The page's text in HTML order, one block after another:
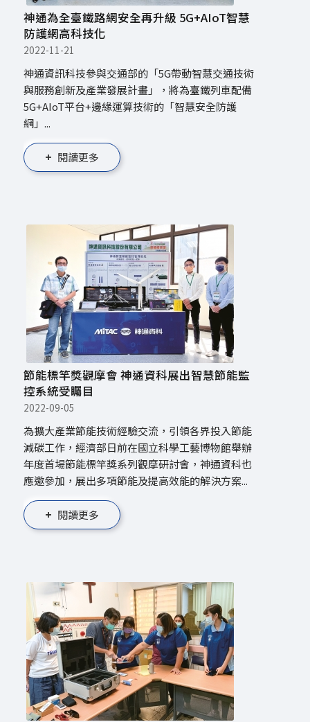
神通為全臺鐵路網安全再升級 5G+AIoT智慧
防護網高科技化
2022-11-21
神通資訊科技參與交通部的「5G帶動智慧交通技術
與服務創新及產業發展計畫」，將為臺鐵列車配備
5G+AIoT平台+邊緣運算技術的「智慧安全防護
網」...
閱讀更多
節能標竿獎觀摩會 神通資科展出智慧節能監
控系統受矚目
2022-09-05
為擴大產業節能技術經驗交流，引領各界投入節能
減碳工作，經濟部日前在國立科學工藝博物館舉辦
年度首場節能標竿獎系列觀摩研討會，神通資科也
應邀參加，展出多項節能及提高效能的解決方案...
閱讀更多